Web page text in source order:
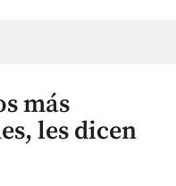
más
les dicen